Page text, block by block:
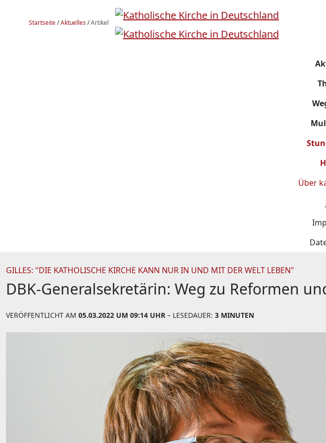
Startseite/Aktuelles/Artikel
Über
GILLES: "DIE KATHOLISCHE KIRCHE KANN NUR IN UND MIT DER WELT LEBEN"
DBK-Generalsekretärin: Weg zu Reformen
VERÖFFENTLICHT AM 05.03.2022 UM 09:14 UHR – LESEDAUER: 3 MINUTEN